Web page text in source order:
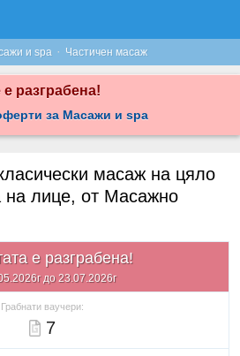
и spa · Частичен масаж
разграбена!
за Масажи и spa
масаж на цяло
на лице, от Масажно
е разграбена!
до 23.07.2026г
Грабнати ваучери:
7